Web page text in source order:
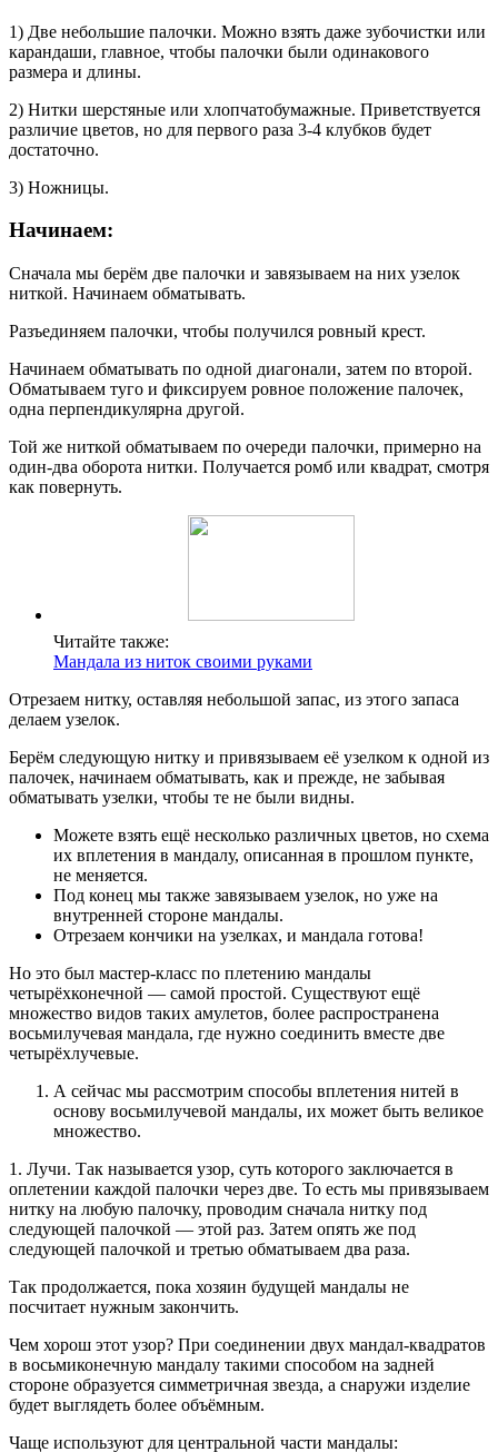
1) Две небольшие палочки. Можно взять даже зубочистки или
карандаши, главное, чтобы палочки были одинакового
размера и длины.
2) Нитки шерстяные или хлопчатобумажные. Приветствуется
различие цветов, но для первого раза 3-4 клубков будет
достаточно.
3) Ножницы.
Начинаем:
Сначала мы берём две палочки и завязываем на них узелок
ниткой. Начинаем обматывать.
Разъединяем палочки, чтобы получился ровный крест.
Начинаем обматывать по одной диагонали, затем по второй.
Обматываем туго и фиксируем ровное положение палочек,
одна перпендикулярна другой.
Той же ниткой обматываем по очереди палочки, примерно на
один-два оборота нитки. Получается ромб или квадрат, смотря
как повернуть.
Читайте также:
Мандала из ниток своими руками
Отрезаем нитку, оставляя небольшой запас, из этого запаса
делаем узелок.
Берём следующую нитку и привязываем её узелком к одной из
палочек, начинаем обматывать, как и прежде, не забывая
обматывать узелки, чтобы те не были видны.
Можете взять ещё несколько различных цветов, но схема
их вплетения в мандалу, описанная в прошлом пункте,
не меняется.
Под конец мы также завязываем узелок, но уже на
внутренней стороне мандалы.
Отрезаем кончики на узелках, и мандала готова!
Но это был мастер-класс по плетению мандалы
четырёхконечной — самой простой. Существуют ещё
множество видов таких амулетов, более распространена
восьмилучевая мандала, где нужно соединить вместе две
четырёхлучевые.
А сейчас мы рассмотрим способы вплетения нитей в
основу восьмилучевой мандалы, их может быть великое
множество.
1. Лучи. Так называется узор, суть которого заключается в
оплетении каждой палочки через две. То есть мы привязываем
нитку на любую палочку, проводим сначала нитку под
следующей палочкой — этой раз. Затем опять же под
следующей палочкой и третью обматываем два раза.
Так продолжается, пока хозяин будущей мандалы не
посчитает нужным закончить.
Чем хорош этот узор? При соединении двух мандал-квадратов
в восьмиконечную мандалу такими способом на задней
стороне образуется симметричная звезда, а снаружи изделие
будет выглядеть более объёмным.
Чаще используют для центральной части мандалы: